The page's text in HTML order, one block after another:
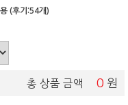
(후기:54개)
총 상품 금액 0 원